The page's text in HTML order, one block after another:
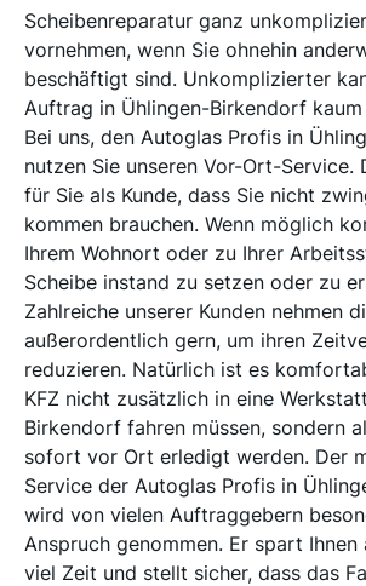
Scheibenreparatur ganz
vornehmen, wenn Sie ohnehin
beschäftigt sind. Unkomplizierter
Auftrag in Ühlingen-Birkendorf
Bei uns, den Autoglas Profis in
nutzen Sie unseren Vor-Ort-Service.
für Sie als Kunde, dass Sie nicht
kommen brauchen. Wenn möglich
Ihrem Wohnort oder zu Ihrer
Scheibe instand zu setzen oder zu
Zahlreiche unserer Kunden nehmen
außerordentlich gern, um ihren
reduzieren. Natürlich ist es
KFZ nicht zusätzlich in eine
Birkendorf fahren müssen, sondern
sofort vor Ort erledigt werden. Der
Service der Autoglas Profis in
wird von vielen Auftraggebern
Anspruch genommen. Er spart Ihnen
viel Zeit und stellt sicher, dass das